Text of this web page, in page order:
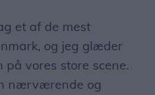
et af de mest
og jeg glæder
på vores store scene.
nærværende og